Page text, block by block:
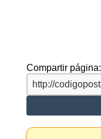
Compartir página: